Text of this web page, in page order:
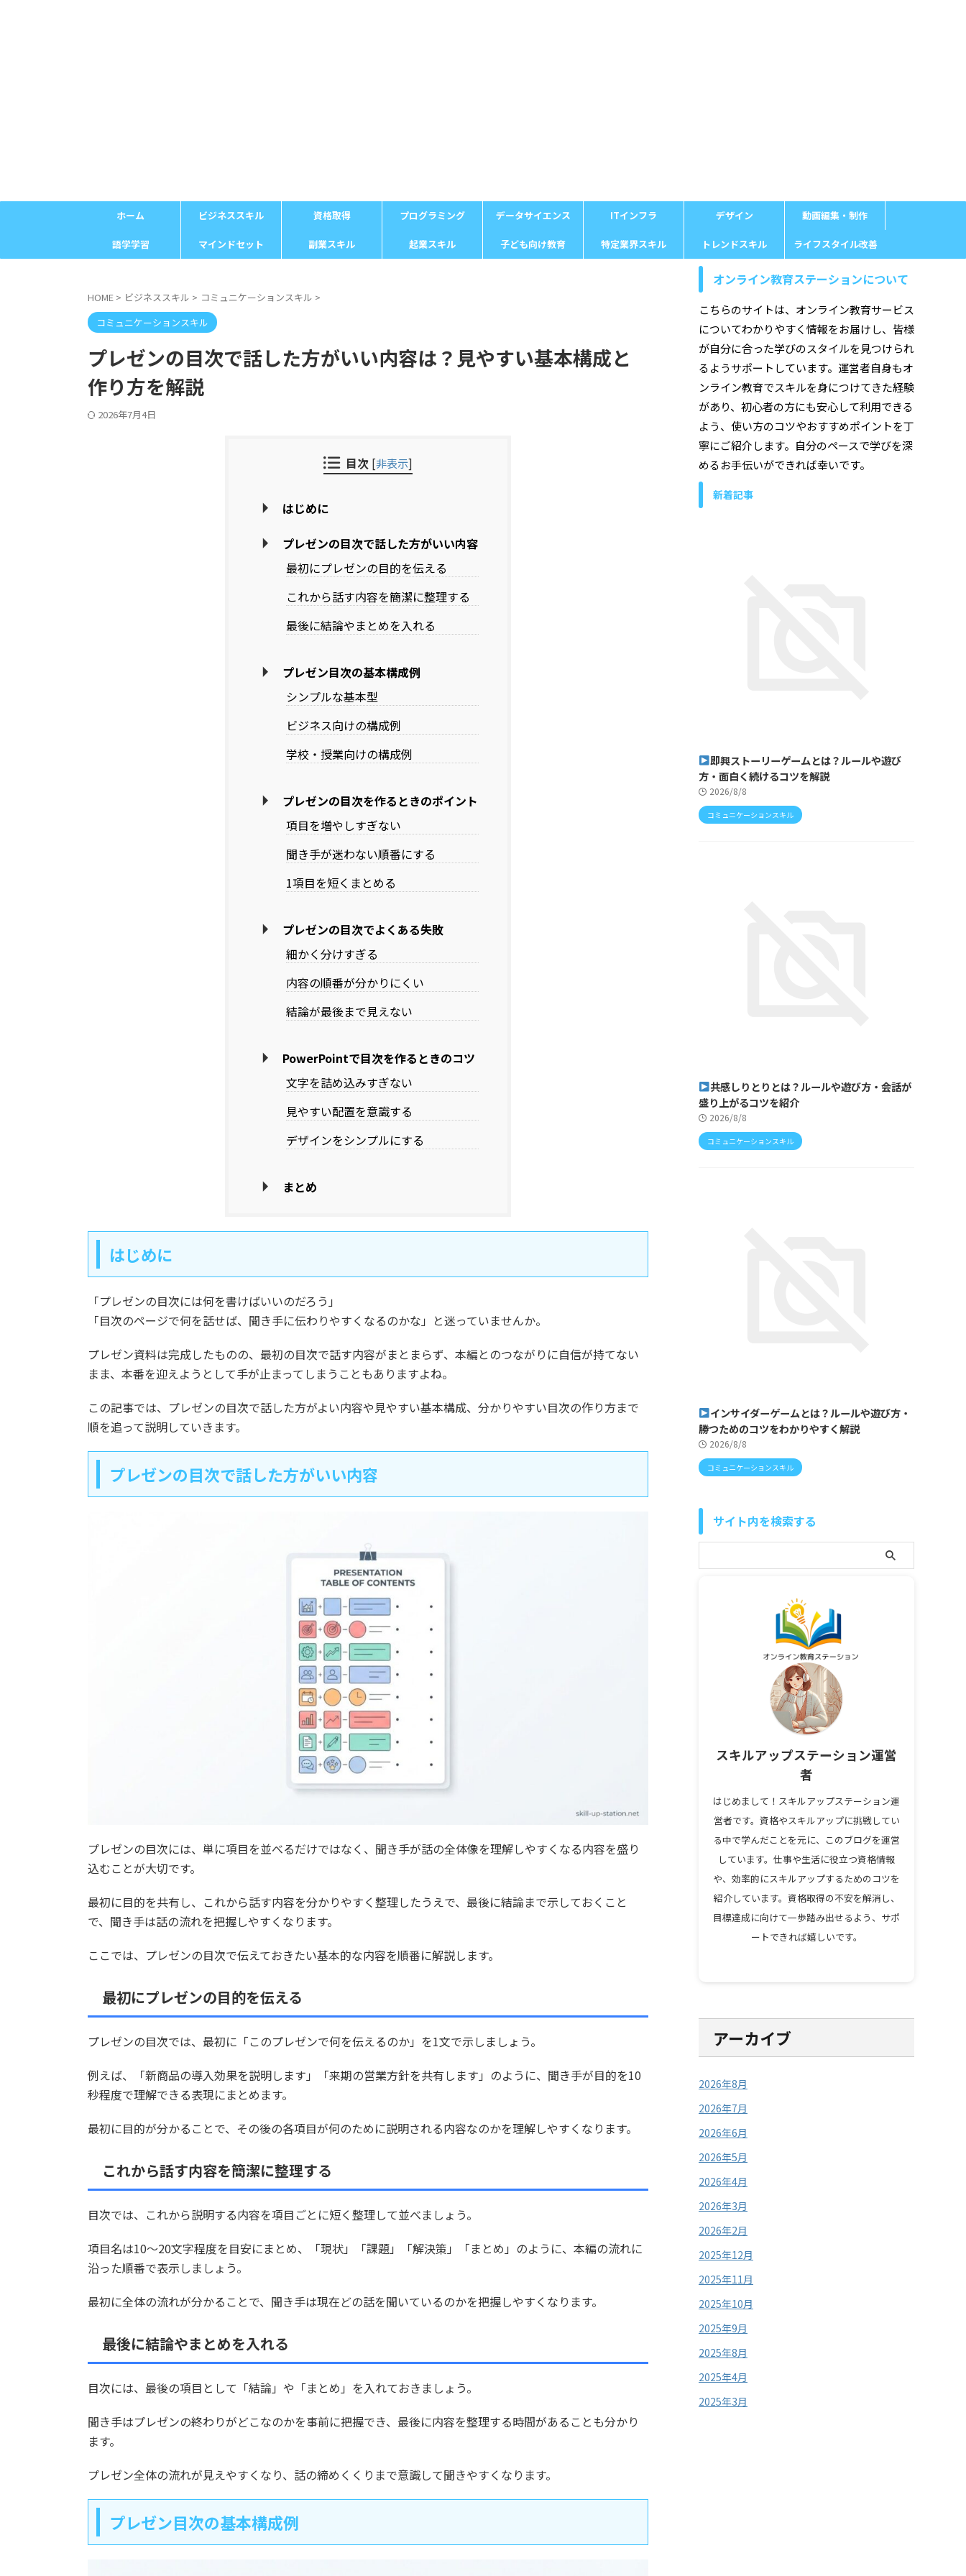
ホーム ビジネススキル 資格取得 プログラミング データサイエンス ITインフラ デザイン 動画編集・制作
語学学習 マインドセット 副業スキル 起業スキル 子ども向け教育 特定業界スキル トレンドスキル ライフスタイル改善
HOME > ビジネススキル > コミュニケーションスキル >
コミュニケーションスキル
プレゼンの目次で話した方がいい内容は？見やすい基本構成と
作り方を解説
2026年7月4日
目次 [非表示]
はじめに
プレゼンの目次で話した方がいい内容
最初にプレゼンの目的を伝える
これから話す内容を簡潔に整理する
最後に結論やまとめを入れる
プレゼン目次の基本構成例
シンプルな基本型
ビジネス向けの構成例
学校・授業向けの構成例
プレゼンの目次を作るときのポイント
項目を増やしすぎない
聞き手が迷わない順番にする
1項目を短くまとめる
プレゼンの目次でよくある失敗
細かく分けすぎる
内容の順番が分かりにくい
結論が最後まで見えない
PowerPointで目次を作るときのコツ
文字を詰め込みすぎない
見やすい配置を意識する
デザインをシンプルにする
まとめ
はじめに
「プレゼンの目次には何を書けばいいのだろう」
「目次のページで何を話せば、聞き手に伝わりやすくなるのかな」と迷っていませんか。
プレゼン資料は完成したものの、最初の目次で話す内容がまとまらず、本編とのつながりに自信が持てない
まま、本番を迎えようとして手が止まってしまうこともありますよね。
この記事では、プレゼンの目次で話した方がよい内容や見やすい基本構成、分かりやすい目次の作り方まで
順を追って説明していきます。
プレゼンの目次で話した方がいい内容
プレゼンの目次には、単に項目を並べるだけではなく、聞き手が話の全体像を理解しやすくなる内容を盛り
込むことが大切です。
最初に目的を共有し、これから話す内容を分かりやすく整理したうえで、最後に結論まで示しておくこと
で、聞き手は話の流れを把握しやすくなります。
ここでは、プレゼンの目次で伝えておきたい基本的な内容を順番に解説します。
最初にプレゼンの目的を伝える
プレゼンの目次では、最初に「このプレゼンで何を伝えるのか」を1文で示しましょう。
例えば、「新商品の導入効果を説明します」「来期の営業方針を共有します」のように、聞き手が目的を10
秒程度で理解できる表現にまとめます。
最初に目的が分かることで、その後の各項目が何のために説明される内容なのかを理解しやすくなります。
これから話す内容を簡潔に整理する
目次では、これから説明する内容を項目ごとに短く整理して並べましょう。
項目名は10～20文字程度を目安にまとめ、「現状」「課題」「解決策」「まとめ」のように、本編の流れに
沿った順番で表示しましょう。
最初に全体の流れが分かることで、聞き手は現在どの話を聞いているのかを把握しやすくなります。
最後に結論やまとめを入れる
目次には、最後の項目として「結論」や「まとめ」を入れておきましょう。
聞き手はプレゼンの終わりがどこなのかを事前に把握でき、最後に内容を整理する時間があることも分かり
ます。
プレゼン全体の流れが見えやすくなり、話の締めくくりまで意識して聞きやすくなります。
プレゼン目次の基本構成例
オンライン教育ステーションについて
こちらのサイトは、オンライン教育サービス
についてわかりやすく情報をお届けし、皆様
が自分に合った学びのスタイルを見つけられ
るようサポートしています。運営者自身もオ
ンライン教育でスキルを身につけてきた経験
があり、初心者の方にも安心して利用できる
よう、使い方のコツやおすすめポイントを丁
寧にご紹介します。自分のペースで学びを深
めるお手伝いができれば幸いです。
新着記事
即興ストーリーゲームとは？ルールや遊び
方・面白く続けるコツを解説
2026/8/8
コミュニケーションスキル
共感しりとりとは？ルールや遊び方・会話が
盛り上がるコツを紹介
2026/8/8
コミュニケーションスキル
インサイダーゲームとは？ルールや遊び方・
勝つためのコツをわかりやすく解説
2026/8/8
コミュニケーションスキル
サイト内を検索する
スキルアップステーション運営
者
はじめまして！スキルアップステーション運
営者です。資格やスキルアップに挑戦してい
る中で学んだことを元に、このブログを運営
しています。仕事や生活に役立つ資格情報
や、効率的にスキルアップするためのコツを
紹介しています。資格取得の不安を解消し、
目標達成に向けて一歩踏み出せるよう、サポ
ートできれば嬉しいです。
アーカイブ
2026年8月
2026年7月
2026年6月
2026年5月
2026年4月
2026年3月
2026年2月
2025年12月
2025年11月
2025年10月
2025年9月
2025年8月
2025年4月
2025年3月